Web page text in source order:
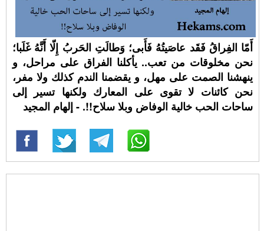
أَمّا الفِراقُ فَقَد عاصَيتُهُ فَأَبى؛ وَطالَتِ الحَربُ إِلّا أَنَّهُ غَلَبا؛
نحن مخلوقات من تعب.. يأكلنا الفراق على مراحل، و
ينهشنا الصمت على مهل، و يقضمنا الندم كذلك ولا مفر،
نحن كائنات لا تقوى على المعارك ولكنها تسير إلى
ساحات الحب خالية الوفاض وبلا سلاح!!. - إلهام المجيد